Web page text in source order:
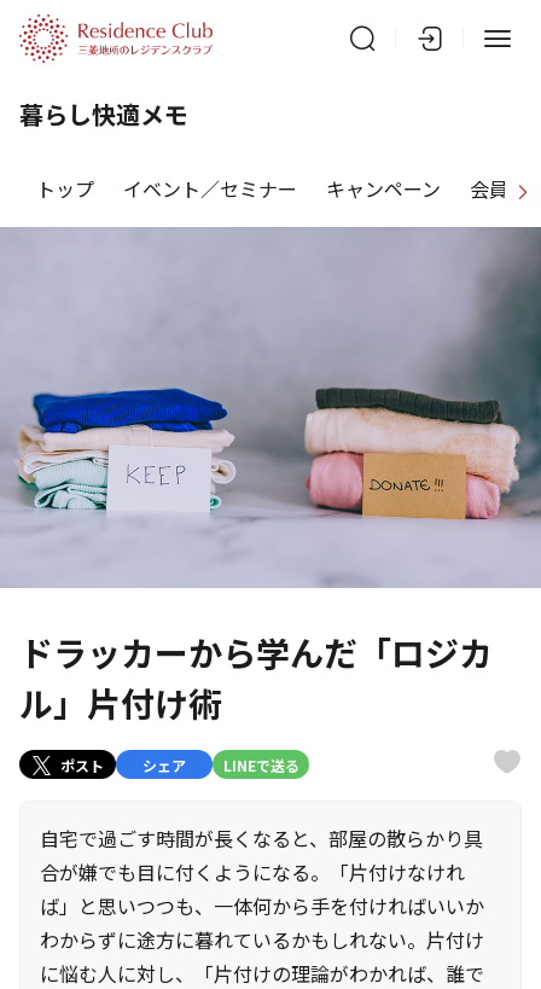
暮らし快適メモ
トップ イベント／セミナー キャンペーン 会員特
ドラッカーから学んだ「ロジカ
ル」片付け術
ポスト シェア LINEで送る
自宅で過ごす時間が長くなると、部屋の散らかり具
合が嫌でも目に付くようになる。「片付けなけれ
ば」と思いつつも、一体何から手を付ければいいか
わからずに途方に暮れているかもしれない。片付け
に悩む人に対し、「片付けの理論がわかれば、誰で